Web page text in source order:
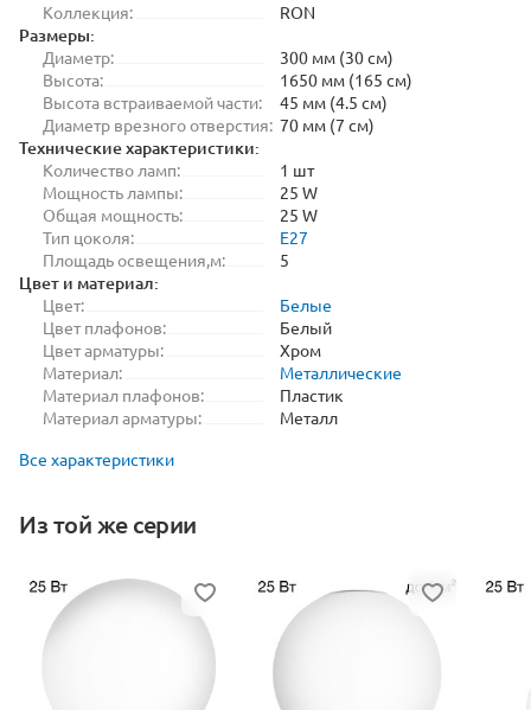
Коллекция:
RON
Размеры:
Диаметр:
300 мм (30 см)
Высота:
1650 мм (165 см)
Высота встраиваемой части:
45 мм (4.5 см)
Диаметр врезного отверстия: 70 мм (7 см)
Технические характеристики:
Количество ламп:
1 шт
Мощность лампы:
25 W
Общая мощность:
25 W
Тип цоколя:
E27
Площадь освещения,м:
5
Цвет и материал:
Цвет:
Белые
Цвет плафонов:
Белый
Цвет арматуры:
Хром
Материал:
Металлические
Материал плафонов:
Пластик
Материал арматуры:
Металл
Все характеристики
Из той же серии